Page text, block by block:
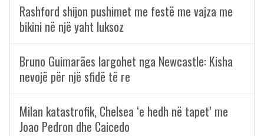
Rashford shijon pushimet me festë me vajza me
bikini në një yaht luksoz
Bruno Guimarães largohet nga Newcastle: Kisha
nevojë për një sfidë të re
Milan katastrofik, Chelsea ‘e hedh në tapet’ me
Joao Pedron dhe Caicedo